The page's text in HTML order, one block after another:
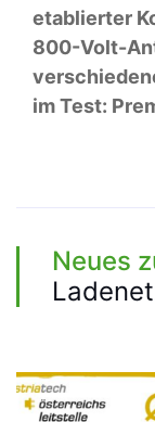
etablierter
800-Volt-
im Test:
Neues